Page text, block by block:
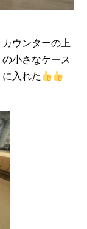
ウンターの上
小さなケース
入れた